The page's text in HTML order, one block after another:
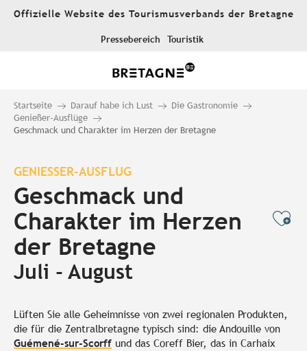
AllerOffizielle Website des Tourismusverbands der Bretagne
Pressebereich Touristik
Startseite Darauf habe ich Lust
Die Gastronomie
Genießer-Ausflüge
Geschmack und Charakter im Herzen der Bretagne
GENIESSER-AUSFLUG
Geschmack und
Charakter im Herzen
der Bretagne
Juli - August
Lüften Sie alle Geheimnisse von zwei regionalen Produkten,
die für die Zentralbretagne typisch sind: die Andouille von
Guémené-sur-Scorff und das Coreff Bier, das in Carhaix